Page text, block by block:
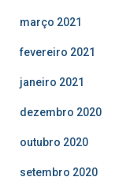
março 2021
fevereiro 2021
janeiro 2021
dezembro 2020
outubro 2020
setembro 2020